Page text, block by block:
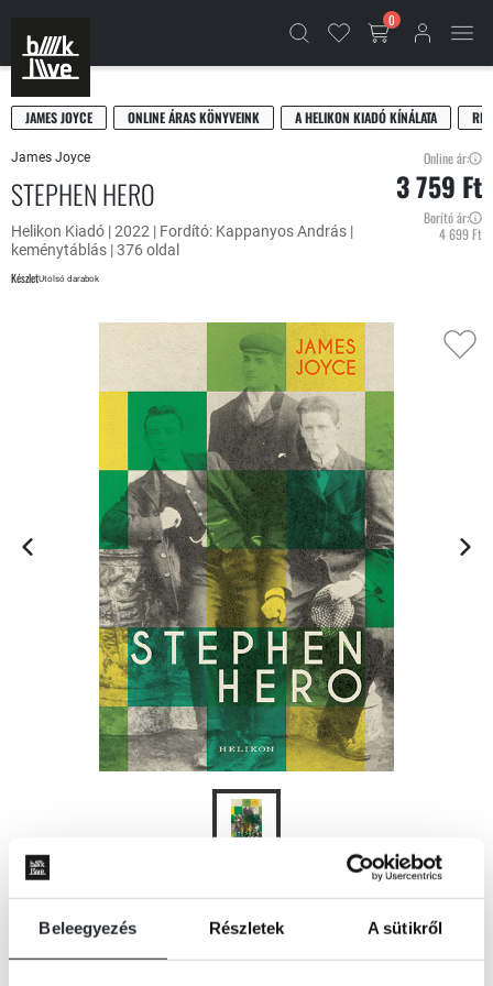
Beleegyezés Részletek A sütikről
0
JAMES JOYCE ONLINE ÁRAS KÖNYVEINK A HELIKON KIADÓ KÍNÁLATA
James Joyce
STEPHEN HERO
Helikon Kiadó | 2022 | Fordító: Kappanyos András |
keménytáblás | 376 oldal
KészletUtolsó darabok
Online ár:
3 759 Ft
Borító ár:
4 699 Ft
KOSÁRBA